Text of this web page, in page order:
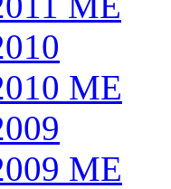
ME
ME